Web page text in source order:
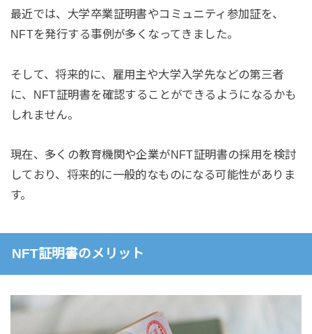
最近では、大学卒業証明書やコミュニティ参加証を、
NFTを発行する事例が多くなってきました。
そして、将来的に、雇用主や大学入学先などの第三者
に、NFT証明書を確認することができるようになるかも
しれません。
現在、多くの教育機関や企業がNFT証明書の採用を検討
しており、将来的に一般的なものになる可能性がありま
す。
NFT証明書のメリット